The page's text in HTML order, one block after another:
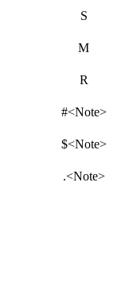
S
M
R
#<Note>
$<Note>
.<Note>